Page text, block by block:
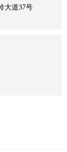
大道37号